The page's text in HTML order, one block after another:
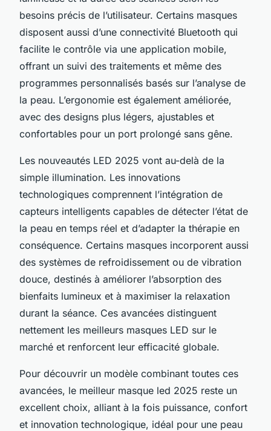
besoins précis de l’utilisateur. Certains masques
disposent aussi d’une connectivité Bluetooth qui
facilite le contrôle via une application mobile,
offrant un suivi des traitements et même des
programmes personnalisés basés sur l’analyse de
la peau. L’ergonomie est également améliorée,
avec des designs plus légers, ajustables et
confortables pour un port prolongé sans gêne.
Les nouveautés LED 2025 vont au-delà de la
simple illumination. Les innovations
technologiques comprennent l’intégration de
capteurs intelligents capables de détecter l’état de
la peau en temps réel et d’adapter la thérapie en
conséquence. Certains masques incorporent aussi
des systèmes de refroidissement ou de vibration
douce, destinés à améliorer l’absorption des
bienfaits lumineux et à maximiser la relaxation
durant la séance. Ces avancées distinguent
nettement les meilleurs masques LED sur le
marché et renforcent leur efficacité globale.
Pour découvrir un modèle combinant toutes ces
avancées, le meilleur masque led 2025 reste un
excellent choix, alliant à la fois puissance, confort
et innovation technologique, idéal pour une peau